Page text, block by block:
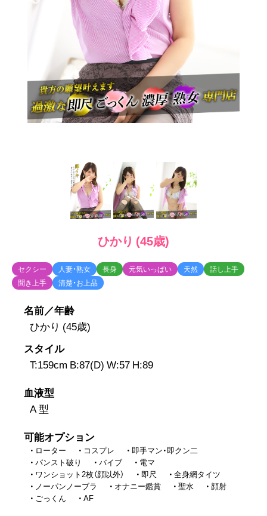
ひかり (45歳)
セクシー 人妻・熟女 長身 元気いっぱい 天然
話し上手
聞き上手
清楚・お上品
名前／年齢
ひかり (45歳)
スタイル
T:159cm B:87(D) W:57 H:89
血液型
A 型
可能オプション
ローター コスプレ
即手マン・即クン二
パンスト破り
バイブ
電マ
ワンショット2枚（顔以外）
即尺
全身網タイツ
ノーパンノーブラ
オナニー鑑賞 聖水
顔射
ごっくん
AF